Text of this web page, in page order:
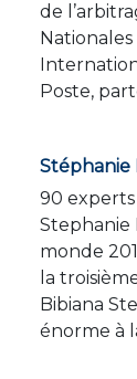
de
Nationales
Poste,
Stéphanie
90
Stephanie
monde
la
Bibiana
énorme à